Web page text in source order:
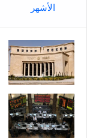
الأشهر